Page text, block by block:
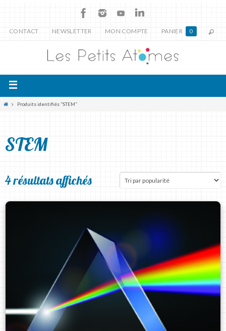
CONTACT NEWSLETTER MON COMPTE PANIER 0
Produits identifiés “STEM”
STEM
4 résultats affichés